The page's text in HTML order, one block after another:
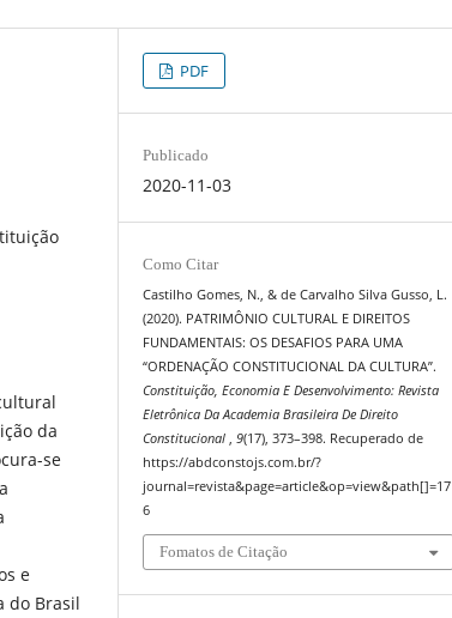
da
se
e
do Brasil
PDF
Publicado
2020-11-03
Como Citar
Castilho Gomes, N., & de Carvalho Silva Gusso, L.
(2020). PATRIMÔNIO CULTURAL E DIREITOS
FUNDAMENTAIS: OS DESAFIOS PARA UMA
“ORDENAÇÃO CONSTITUCIONAL DA CULTURA”.
Constituição, Economia E Desenvolvimento: Revista
Eletrônica Da Academia Brasileira De Direito
Constitucional,9(17), 373–398. Recuperado de
https://abdconstojs.com.br/?
journal=revista&page=article&op=view&path[]=17
6
Fomatos de Citação